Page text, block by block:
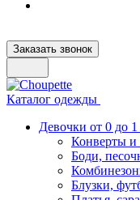
Заказать звонок
Каталог одежды
Девочки от 0 до 1
Конверты и
Боди,
Блузки,